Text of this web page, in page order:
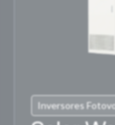
Inversores